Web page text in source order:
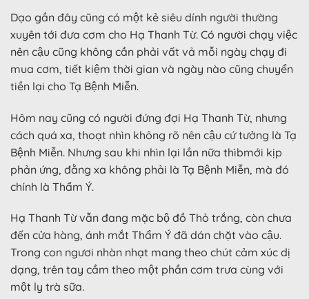
Dạo gần đây cũng có một kẻ siêu dính người thường
xuyên tới đưa cơm cho Hạ Thanh Từ. Có người chạy việc
nên cậu cũng không cần phải vất vả mỗi ngày chạy đi
mua cơm, tiết kiệm thời gian và ngày nào cũng chuyển
tiền lại cho Tạ Bệnh Miễn.
Hôm nay cũng có người đứng đợi Hạ Thanh Từ, nhưng
cách quá xa, thoạt nhìn không rõ nên cậu cứ tưởng là Tạ
Bệnh Miễn. Nhưng sau khi nhìn lại lần nữa thìbmới kịp
phản ứng, đằng xa không phải là Tạ Bệnh Miễn, mà đó
chính là Thẩm Ý.
Hạ Thanh Từ vẫn đang mặc bộ đồ Thỏ trắng, còn chưa
đến cửa hàng, ánh mắt Thẩm Ý đã dán chặt vào cậu.
Trong con ngươi nhàn nhạt mang theo chút cảm xúc dị
dạng, trên tay cầm theo một phần cơm trưa cùng với
một ly trà sữa.